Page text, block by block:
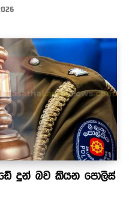
දුන් බව කියන පොලිස්